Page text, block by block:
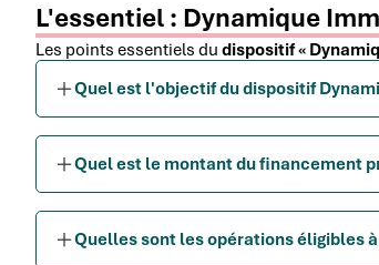
L'essentiel : Dynamique
Les points essentiels du dispositif «
Quel est l'objectif du dispositif
Quel est le montant du financement
Quelles sont les opérations éligibles